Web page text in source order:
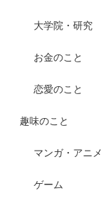
大学院・研究
お金のこと
恋愛のこと
趣味のこと
マンガ・アニメ
ゲーム